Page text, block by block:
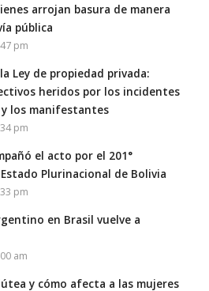
arrojan basura de manera
pública
pm
Ley de propiedad privada:
heridos por los incidentes
los manifestantes
pm
el acto por el 201°
Plurinacional de Bolivia
pm
en Brasil vuelve a
am
y cómo afecta a las mujeres